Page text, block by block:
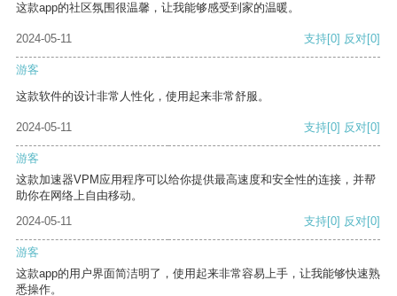
这款app的社区氛围很温馨，让我能够感受到家的温暖。
2024-05-11 支持[0] 反对[0]
游客
这款软件的设计非常人性化，使用起来非常舒服。
2024-05-11 支持[0] 反对[0]
游客
这款加速器VPM应用程序可以给你提供最高速度和安全性的连接，并帮
助你在网络上自由移动。
2024-05-11
支持[0] 反对[0]
游客
这款app的用户界面简洁明了，使用起来非常容易上手，让我能够快速熟
悉操作。